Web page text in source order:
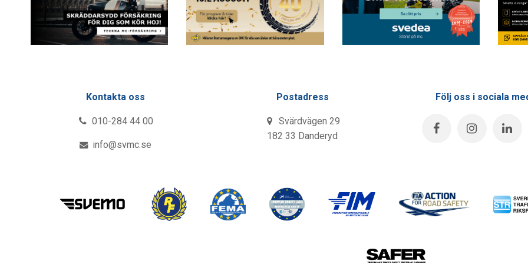
Kontakta oss
010-284 44 00
info@svmc.se
Postadress
Svärdvägen 29
182 33 Danderyd
Följ oss i sociala